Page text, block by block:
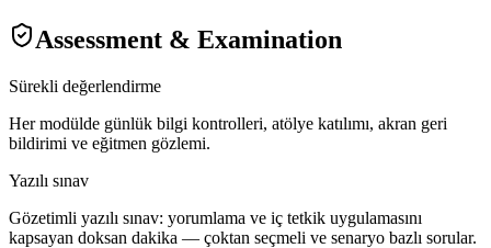
Assessment & Examination
Sürekli değerlendirme
Her modülde günlük bilgi kontrolleri, atölye katılımı, akran geri
bildirimi ve eğitmen gözlemi.
Yazılı sınav
Gözetimli yazılı sınav: yorumlama ve iç tetkik uygulamasını
kapsayan doksan dakika — çoktan seçmeli ve senaryo bazlı sorular.